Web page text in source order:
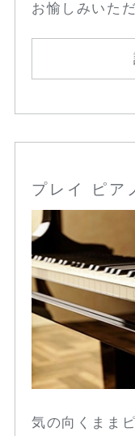
お愉しみいた
プレイ ピ
気の向くまま